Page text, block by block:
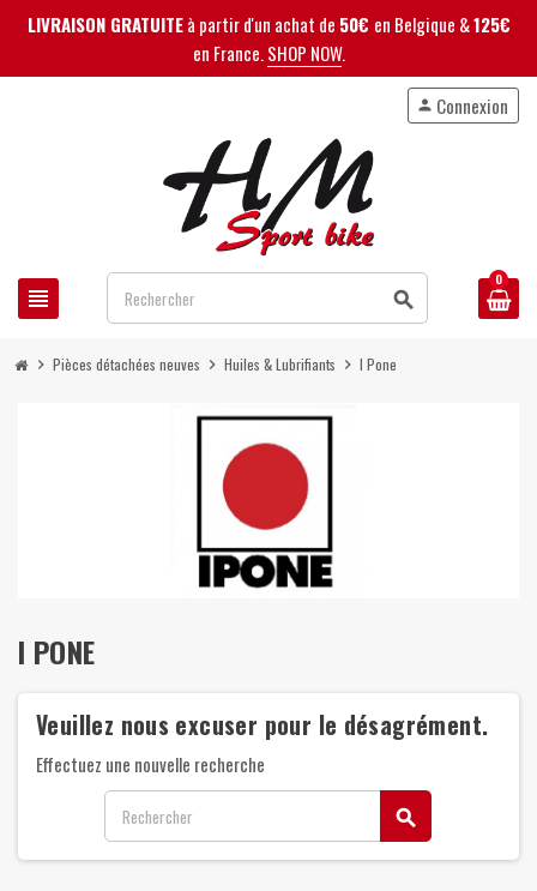
LIVRAISON GRATUITEà partir d'un achat de 50€ en Belgique &125€
en France.SHOP NOW.
view_headline search
person Connexion
0
chevron_right Pièces détachées neuves chevron_right Huiles & Lubrifiants chevron_right I Pone
I PONE
Veuillez nous excuser pour le désagrément.
Effectuez une nouvelle recherche
search